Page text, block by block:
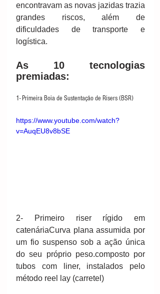
encontravam as novas jazidas trazia
grandes riscos, além de
dificuldades de transporte e
logística.
As 10 tecnologias
premiadas:
1- Primeira Boia de Sustentação de Risers (BSR)
https://www.youtube.com/watch?
v=AuqEU8v8bSE
2- Primeiro riser rígido em
catenáriaCurva plana assumida por
um fio suspenso sob a ação única
do seu próprio peso.composto por
tubos com liner, instalados pelo
método reel lay (carretel)